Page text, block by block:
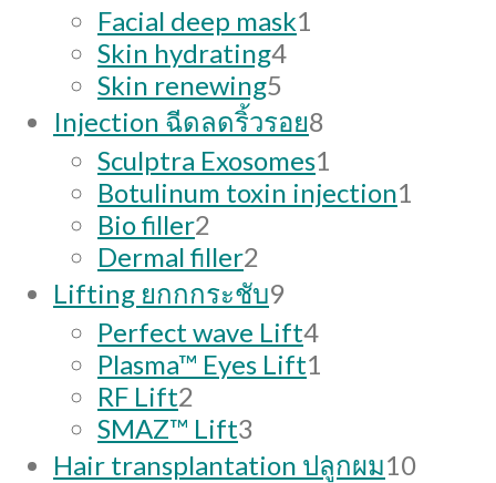
Facial deep mask1
Skin hydrating44
Skin renewing5
products
Injection ฉีดลดริ้วรอย8
products
Sculptra Exosomes1
product
Botulinum toxin injection1
Bio filler2
products
Dermal filler2
products
Lifting ยกกกระชับ99
products
Perfect wave Lift44
Plasma™ Eyes Lift1
RF Lift2
products
SMAZ™ Lift3
products
Hair transplantation ปลูกผม1010